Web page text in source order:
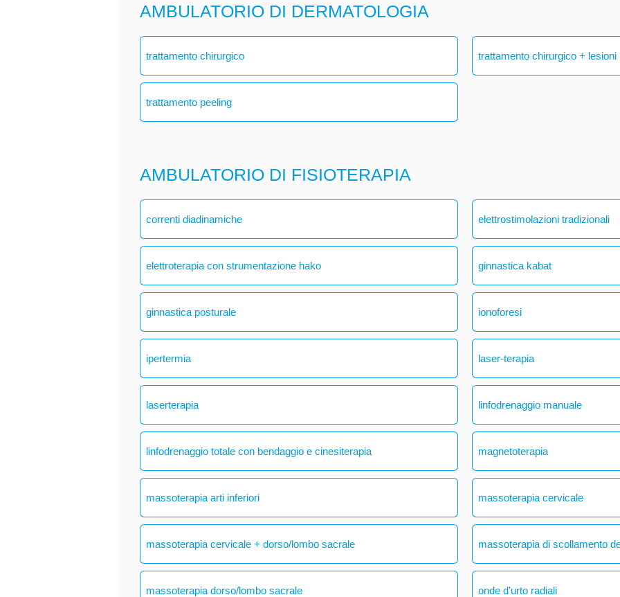
AMBULATORIO DI DERMATOLOGIA
trattamento chirurgico trattamento chirurgico + lesioni
trattamento peeling
AMBULATORIO DI FISIOTERAPIA
correnti diadinamiche elettrostimolazioni tradizionali
elettroterapia con strumentazione hako ginnastica kabat
ginnastica posturale ionoforesi
ipertermia laser-terapia
laserterapia linfodrenaggio manuale
linfodrenaggio totale con bendaggio e cinesiterapia magnetoterapia
massoterapia arti inferiori massoterapia cervicale
massoterapia cervicale + dorso/lombo sacrale massoterapia di scollamento
massoterapia dorso/lombo sacrale onde d'urto radiali